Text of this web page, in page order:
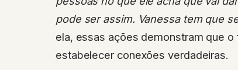
pode ser assim. Vanessa tem que
ela, essas ações demonstram que
estabelecer conexões verdadeiras.